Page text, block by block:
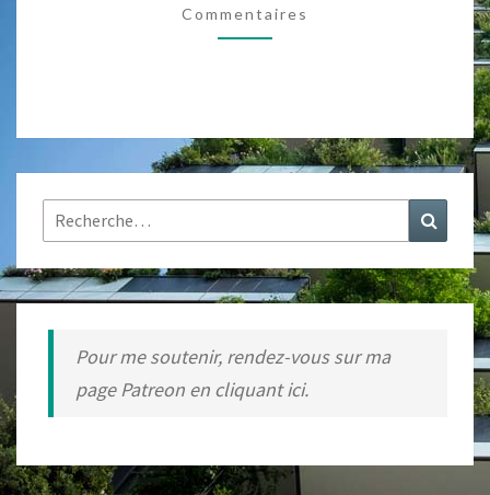
LA
QUINTESSENCE
Commentaires
Rechercher :
Pour me soutenir, rendez-vous sur ma
page Patreon en cliquant ici.